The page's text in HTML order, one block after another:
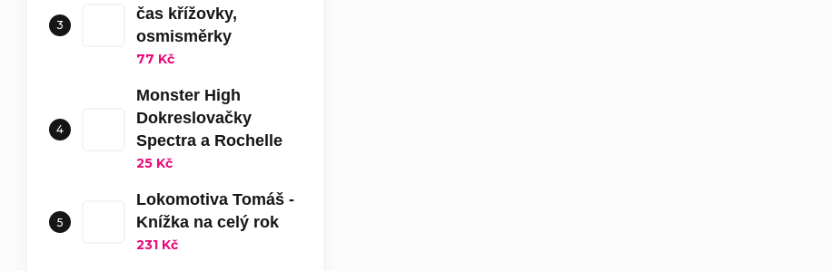
čas křížovky,
osmisměrky
77 Kč
Monster High
Dokreslovačky
Spectra a Rochelle
25 Kč
Lokomotiva Tomáš -
Knížka na celý rok
231 Kč